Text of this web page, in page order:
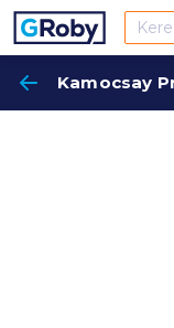
Kamocsay